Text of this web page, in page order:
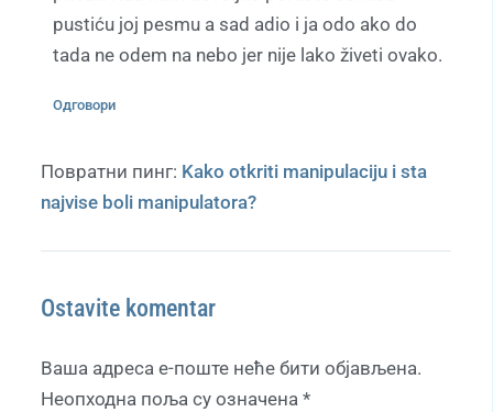
pustiću joj pesmu a sad adio i ja odo ako do
tada ne odem na nebo jer nije lako živeti ovako.
Одговори
Повратни пинг: Kako otkriti manipulaciju i sta
najvise boli manipulatora?
Ostavite komentar
Ваша адреса е-поште неће бити објављена.
Неопходна поља су означена *